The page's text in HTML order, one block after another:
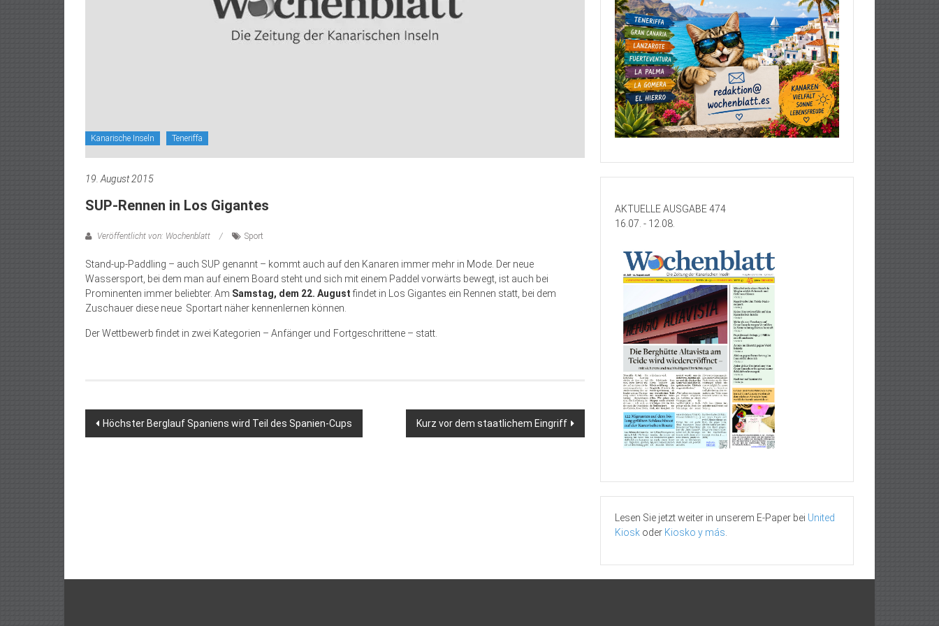
Kanarische Inseln Teneriffa
19. August 2015
SUP-Rennen in Los Gigantes
Veröffentlicht von: Wochenblatt Sport
Stand-up-Paddling – auch SUP genannt – kommt auch auf den Kanaren immer mehr in Mode. Der neue
Wassersport, bei dem man auf einem Board steht und sich mit einem Paddel vorwärts bewegt, ist auch bei
Prominenten immer beliebter. Am Samstag, dem 22. August findet in Los Gigantes ein Rennen statt, bei dem
Zuschauer diese neue Sportart näher kennenlernen können.
Der Wettbewerb findet in zwei Kategorien – Anfänger und Fortgeschrittene – statt.
Beitragsnavigation
Höchster Berglauf Spaniens wird Teil des Spanien-Cups Kurz vor dem staatlichem Eingriff
AKTUELLE AUSGABE 474
16.07. - 12.08.
Lesen Sie jetzt weiter in unserem E-Paper bei United
Kiosk oder Kiosko y más